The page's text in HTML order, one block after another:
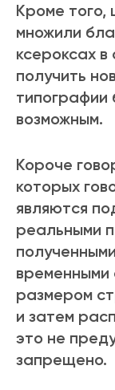
Кроме того,
множили
ксероксах в
получить
типографии
возможным.
Короче
которых
являются
реальными
временными
размером
и затем
это не
запрещено.